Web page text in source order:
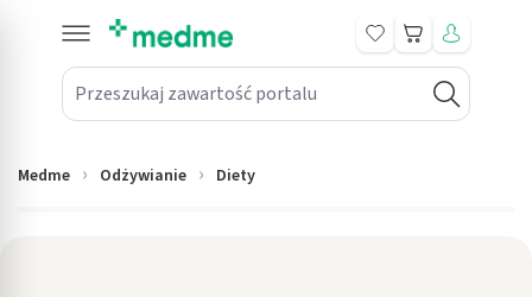
Przeszukaj zawartość portalu
Koszyk
submenu: Leki na receptę
Medme Odżywianie Diety